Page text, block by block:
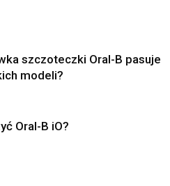
szczoteczki Oral-B pasuje
modeli?
Oral-B iO?